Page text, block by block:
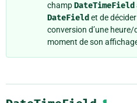
champDateTimeField
DateFieldet de
conversion d’une
moment de son